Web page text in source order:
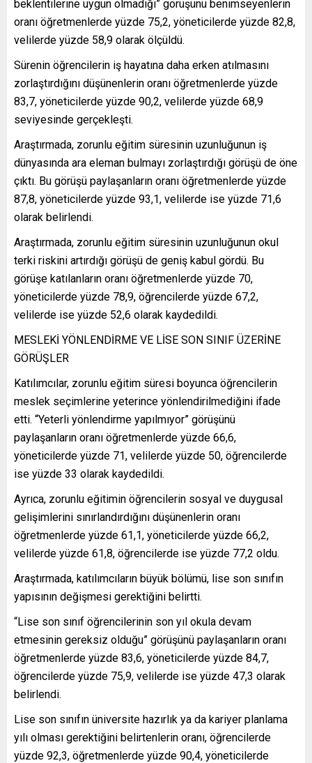
beklentilerine uygun olmadığı” görüşünü benimseyenlerin
oranı öğretmenlerde yüzde 75,2, yöneticilerde yüzde 82,8,
velilerde yüzde 58,9 olarak ölçüldü.
Sürenin öğrencilerin iş hayatına daha erken atılmasını
zorlaştırdığını düşünenlerin oranı öğretmenlerde yüzde
83,7, yöneticilerde yüzde 90,2, velilerde yüzde 68,9
seviyesinde gerçekleşti.
Araştırmada, zorunlu eğitim süresinin uzunluğunun iş
dünyasında ara eleman bulmayı zorlaştırdığı görüşü de öne
çıktı. Bu görüşü paylaşanların oranı öğretmenlerde yüzde
87,8, yöneticilerde yüzde 93,1, velilerde ise yüzde 71,6
olarak belirlendi.
Araştırmada, zorunlu eğitim süresinin uzunluğunun okul
terki riskini artırdığı görüşü de geniş kabul gördü. Bu
görüşe katılanların oranı öğretmenlerde yüzde 70,
yöneticilerde yüzde 78,9, öğrencilerde yüzde 67,2,
velilerde ise yüzde 52,6 olarak kaydedildi.
MESLEKİ YÖNLENDİRME VE LİSE SON SINIF ÜZERİNE
GÖRÜŞLER
Katılımcılar, zorunlu eğitim süresi boyunca öğrencilerin
meslek seçimlerine yeterince yönlendirilmediğini ifade
etti. “Yeterli yönlendirme yapılmıyor” görüşünü
paylaşanların oranı öğretmenlerde yüzde 66,6,
yöneticilerde yüzde 71, velilerde yüzde 50, öğrencilerde
ise yüzde 33 olarak kaydedildi.
Ayrıca, zorunlu eğitimin öğrencilerin sosyal ve duygusal
gelişimlerini sınırlandırdığını düşünenlerin oranı
öğretmenlerde yüzde 61,1, yöneticilerde yüzde 66,2,
velilerde yüzde 61,8, öğrencilerde ise yüzde 77,2 oldu.
Araştırmada, katılımcıların büyük bölümü, lise son sınıfın
yapısının değişmesi gerektiğini belirtti.
“Lise son sınıf öğrencilerinin son yıl okula devam
etmesinin gereksiz olduğu” görüşünü paylaşanların oranı
öğretmenlerde yüzde 83,6, yöneticilerde yüzde 84,7,
öğrencilerde yüzde 75,9, velilerde ise yüzde 47,3 olarak
belirlendi.
Lise son sınıfın üniversite hazırlık ya da kariyer planlama
yılı olması gerektiğini belirtenlerin oranı, öğrencilerde
yüzde 92,3, öğretmenlerde yüzde 90,4, yöneticilerde